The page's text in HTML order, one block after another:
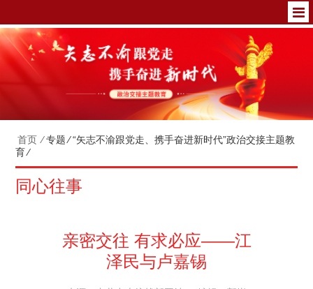
首页 ⁄专题⁄“矢志不渝跟党走、携手奋进新时代”政治交接主题教
育⁄
同心往事
亲密交往 有求必应——江
泽民与卢嘉锡